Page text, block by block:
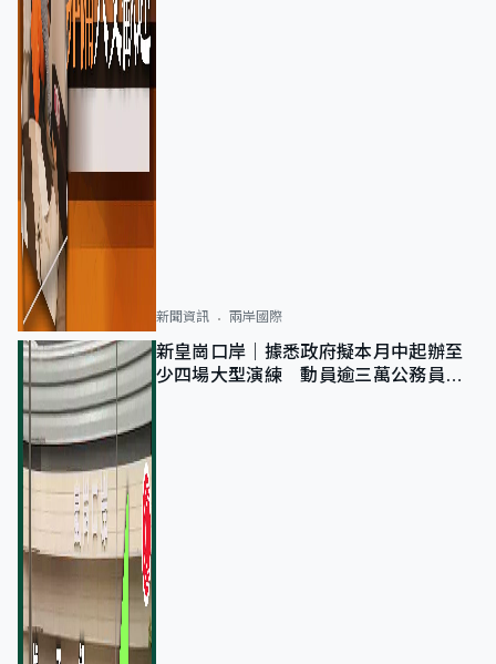
新聞資訊 兩岸國際
新皇崗口岸｜據悉政府擬本月中起辦至
少四場大型演練 動員逾三萬公務員人